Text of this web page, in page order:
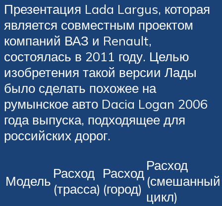
Презентация Lada Largus, которая
является совместным проектом
компаний ВАЗ и Renault,
состоялась в 2011 году. Целью
изобретения такой версии Лады
было сделать похожее на
румынское авто Dacia Logan 2006
года выпуска, подходящее для
российских дорог.
Модель Расход
(трасса)
Расход
(город)
Расход
(смешанный
цикл)